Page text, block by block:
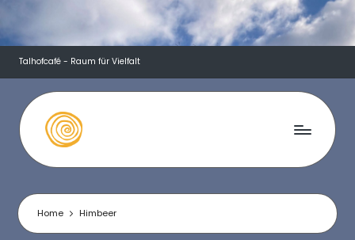
Skip
Talhofcafé - Raum für Vielfalt
T
a
l
Home Himbeer